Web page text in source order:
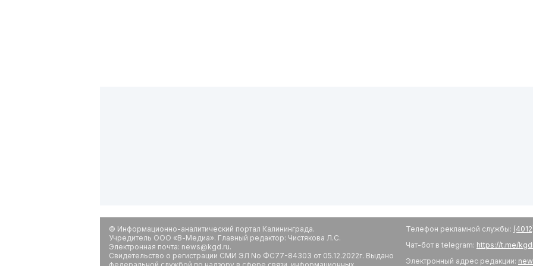
© Информационно-аналитический портал Калининграда.
Учредитель ООО «В-Медиа». Главный редактор: Чистякова Л.С.
Электронная почта: news@kgd.ru.
Свидетельство о регистрации СМИ ЭЛ No ФС77-84303 от 05.12.2022г. Выдано
Телефон рекламной службы:
Чат-бот в telegram: https://t.me/
Электронный адрес редакции: